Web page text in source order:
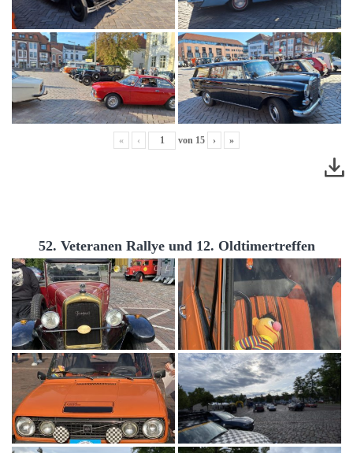
« ‹ von 15 › »
52. Veteranen Rallye und 12. Oldtimertreffen